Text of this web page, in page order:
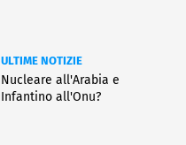
ULTIME NOTIZIE
Nucleare all'Arabia e
Infantino all'Onu?